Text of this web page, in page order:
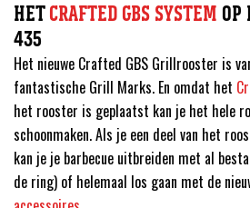
HETCRAFTED GBS SYSTEM OP
435
Het nieuwe Crafted GBS Grillrooster is
fantastische Grill Marks. En omdat het
het rooster is geplaatst kan je het hele
schoonmaken. Als je een deel van het
kan je je barbecue uitbreiden met al
de ring) of helemaal los gaan met de